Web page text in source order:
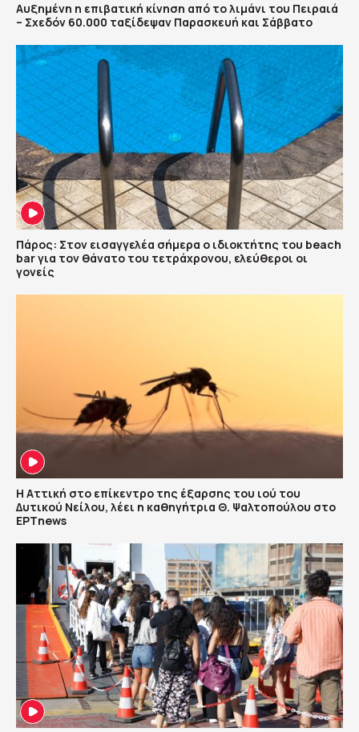
Αυξημένη η επιβατική κίνηση από το λιμάνι του Πειραιά
– Σχεδόν 60.000 ταξίδεψαν Παρασκευή και Σάββατο
Πάρος: Στον εισαγγελέα σήμερα ο ιδιοκτήτης του beach
bar για τον θάνατο του τετράχρονου, ελεύθεροι οι
γονείς
Η Αττική στο επίκεντρο της έξαρσης του ιού του
Δυτικού Νείλου, λέει η καθηγήτρια Θ. Ψαλτοπούλου στο
ΕΡΤnews